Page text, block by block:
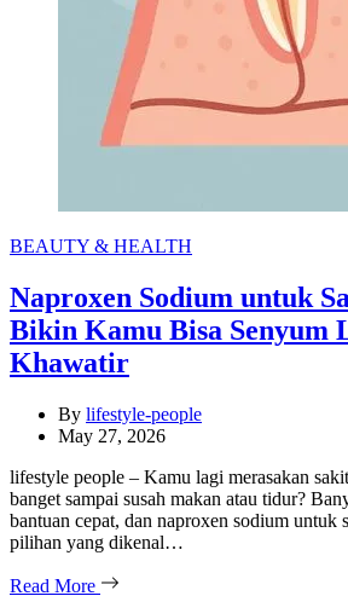
Categories
BEAUTY & HEALTH
Naproxen Sodium untuk
Bikin Kamu Bisa Senyum
Khawatir
By lifestyle-people
May 27, 2026
lifestyle people – Kamu lagi merasakan
banget sampai susah makan atau tidur?
bantuan cepat, dan naproxen sodium untuk
pilihan yang dikenal…
Read More